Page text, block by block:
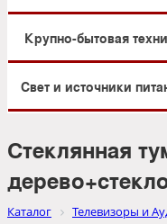
Крупно-бытовая
Свет и источники
Стеклянная
Каталог Телевизоры и